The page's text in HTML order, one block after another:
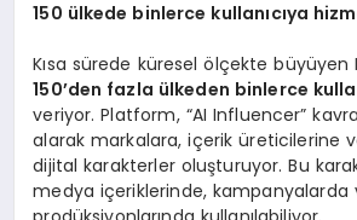
150 ülkede binlerce kullanıcıya
Kısa sürede küresel ölçekte büyüyen
150’den fazla ülkeden binlerce
veriyor. Platform, “AI Influencer”
alarak markalara, içerik üreticilerine
dijital karakterler oluşturuyor. Bu
medya içeriklerinde, kampanyalarda